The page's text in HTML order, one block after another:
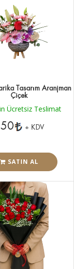
Tasarım Aranjman
Çiçek
Ücretsiz Teslimat
+ KDV
SATIN AL